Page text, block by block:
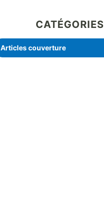
CATÉGORIES
Articles couverture